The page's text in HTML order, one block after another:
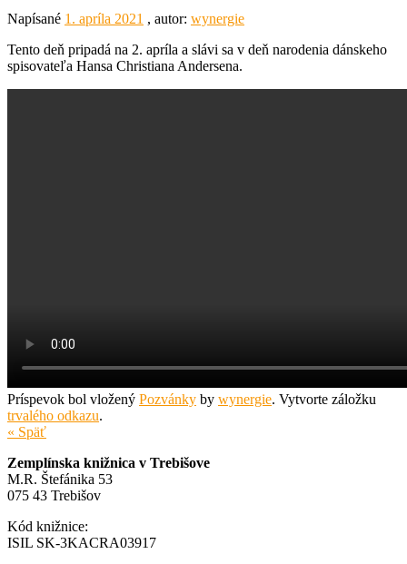
Napísané 1. apríla 2021 , autor: wynergie
Tento deň pripadá na 2. apríla a slávi sa v deň narodenia dánskeho
spisovateľa Hansa Christiana Andersena.
Príspevok bol vložený Pozvánky by wynergie. Vytvorte záložku
trvalého odkazu.
« Späť
Zemplínska knižnica v Trebišove
M.R. Štefánika 53
075 43 Trebišov
Kód knižnice:
ISIL SK-3KACRA03917